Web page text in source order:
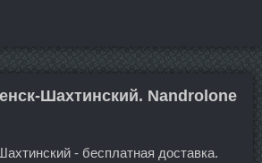
Шахтинский. Nandrolone
- бесплатная доставка.